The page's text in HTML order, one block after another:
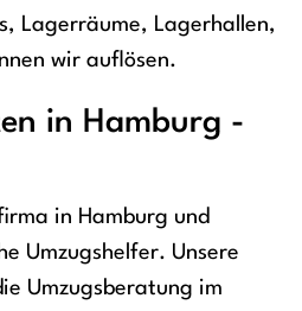
Lagerräume, Lagerhallen,
wir auflösen.
in Hamburg -
in Hamburg und
Umzugshelfer. Unsere
Umzugsberatung im